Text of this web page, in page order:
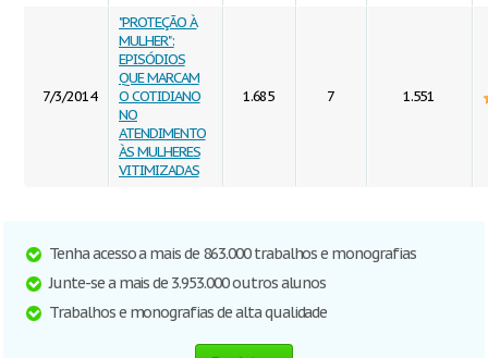
7/3/2014
"PROTEÇÃO À
MULHER":
EPISÓDIOS
QUE MARCAM
O COTIDIANO
NO
ATENDIMENTO
ÀS MULHERES
VITIMIZADAS
1.685 7 1.551
Tenha acesso a mais de 863.000 trabalhos e monografias
Junte-se a mais de 3.953.000 outros alunos
Trabalhos e monografias de alta qualidade